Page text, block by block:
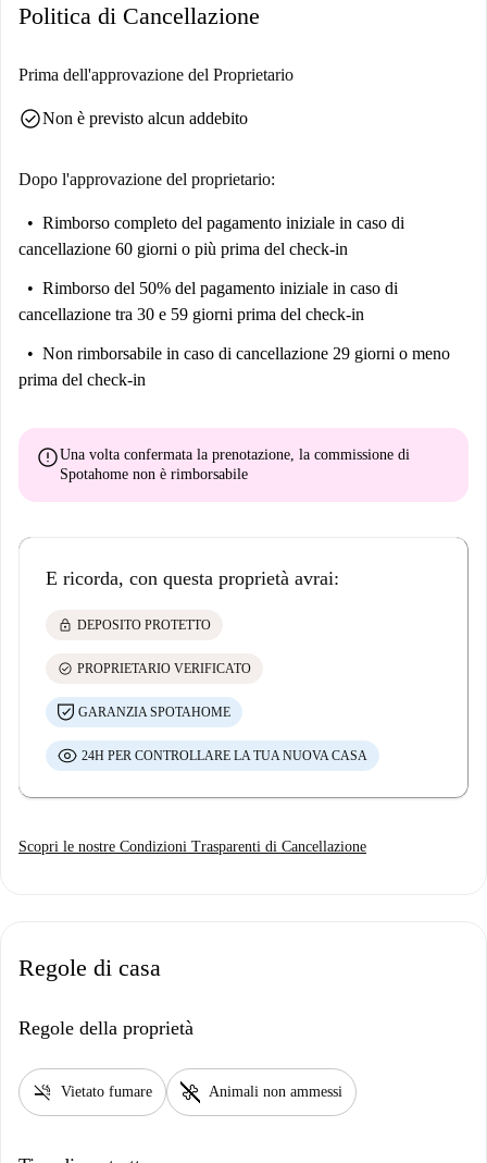
Politica di Cancellazione
Prima dell'approvazione del Proprietario
check_circleNon è previsto alcun addebito
Dopo l'approvazione del proprietario:
Rimborso completo del pagamento iniziale in caso di
cancellazione 60 giorni o più prima del check-in
Rimborso del 50% del pagamento iniziale in caso di
cancellazione tra 30 e 59 giorni prima del check-in
Non rimborsabile in caso di cancellazione 29 giorni o meno
prima del check-in
errorUna volta confermata la prenotazione, la commissione di
Spotahome non è rimborsabile
E ricorda, con questa proprietà avrai:
lock DEPOSITO PROTETTO
check_circle PROPRIETARIO VERIFICATO
GARANZIA SPOTAHOME
24H PER CONTROLLARE LA TUA NUOVA CASA
Scopri le nostre Condizioni Trasparenti di Cancellazione
Regole di casa
Regole della proprietà
smoke_free Vietato fumare pet_supplies Animali non ammessi